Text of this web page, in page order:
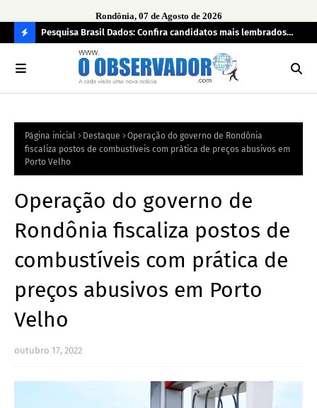
Rondônia, 07 de Agosto de 2026
O
R
A
Pesquisa Brasil Dados: Confira candidatos mais lembrados
pelo eleitorado de Rondônia para deputado estadual
Página inicial Destaque
Operação do governo de Rondônia
fiscaliza postos de combustíveis com prática de preços abusivos em
Porto Velho
Operação do governo de
Rondônia fiscaliza postos de
combustíveis com prática de
preços abusivos em Porto
Velho
outubro 17, 2022